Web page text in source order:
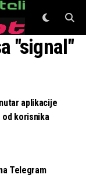
"signal"
aplikacije
od korisnika
Telegram